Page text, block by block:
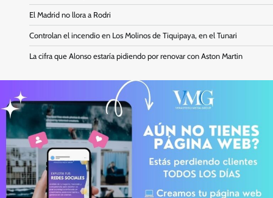
El Madrid no llora a Rodri
Controlan el incendio en Los Molinos de Tiquipaya, en el Tunari
La cifra que Alonso estaría pidiendo por renovar con Aston Martin